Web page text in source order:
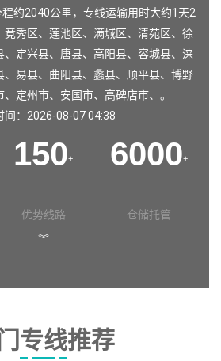
约2040公里，专线运输用时大约1天2
竞秀区、 莲池区、 满城区、 清苑区、 徐
、 定兴县、 唐县、 高阳县、 容城县、 涞
、 易县、 曲阳县、 蠡县、 顺平县、 博野
、 定州市、 安国市、 高碑店市、。
间：2026-08-07 04:38
150+
优势线路
6000+
仓储托管
︾
专线推荐